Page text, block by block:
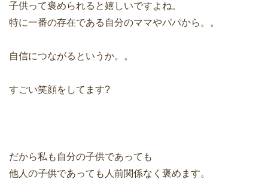
子供って褒められると嬉しいですよね。
特に一番の存在である自分のママやパパから。。
自信につながるというか。。
すごい笑顔をしてます?
だから私も自分の子供であっても
他人の子供であっても人前関係なく褒めます。